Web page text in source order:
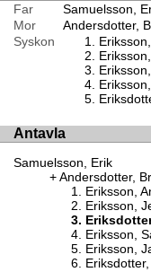
Far Samuelsson,
Mor Andersdotter,
Syskon
Antavla
Samuelsson, Erik
Andersdotter,
Eriksson,
Eriksson,
Eriksson,
Eriksson,